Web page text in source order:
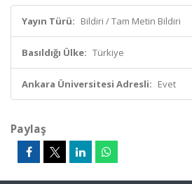
Yayın Türü: Bildiri / Tam Metin Bildiri
Basıldığı Ülke: Türkiye
Ankara Üniversitesi Adresli: Evet
Paylaş